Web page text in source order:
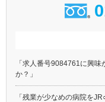
「求人番号9084761に興
か？」
「残業が少なめの病院を